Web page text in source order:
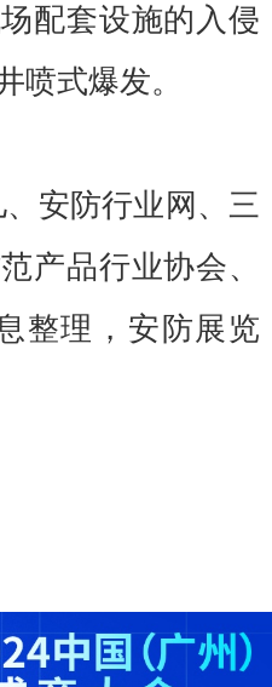
配套设施的入侵
喷式爆发。
安防行业网、三
产品行业协会、
整理，安防展览